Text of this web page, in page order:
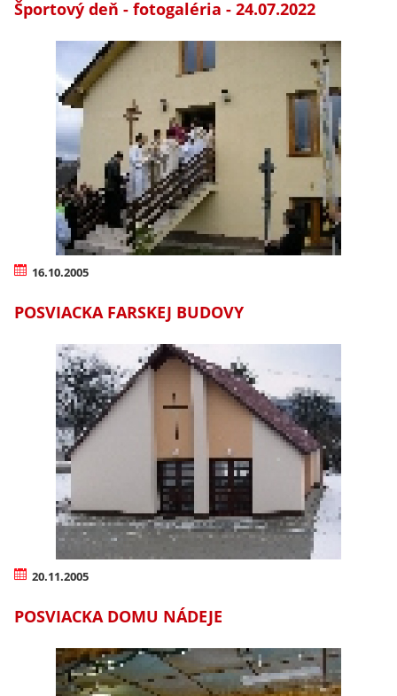
Športový deň - fotogaléria - 24.07.2022
16.10.2005
POSVIACKA FARSKEJ BUDOVY
20.11.2005
POSVIACKA DOMU NÁDEJE